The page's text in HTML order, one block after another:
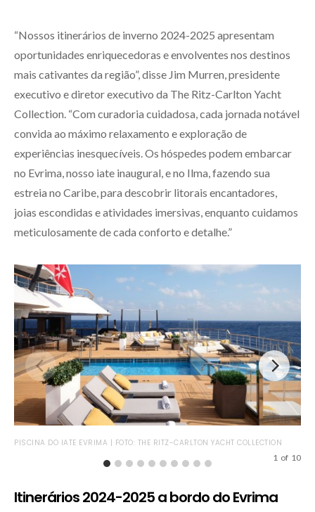
“Nossos itinerários de inverno 2024-2025 apresentam
oportunidades enriquecedoras e envolventes nos destinos
mais cativantes da região”, disse Jim Murren, presidente
executivo e diretor executivo da The Ritz-Carlton Yacht
Collection. “Com curadoria cuidadosa, cada jornada notável
convida ao máximo relaxamento e exploração de
experiências inesquecíveis. Os hóspedes podem embarcar
no Evrima, nosso iate inaugural, e no Ilma, fazendo sua
estreia no Caribe, para descobrir litorais encantadores,
joias escondidas e atividades imersivas, enquanto cuidamos
meticulosamente de cada conforto e detalhe.”
PISCINA DO IATE EVRIMA | FOTO: THE RITZ-CARLTON YACHT COLLECTION
1 of 10
Itinerários 2024-2025 a bordo do Evrima